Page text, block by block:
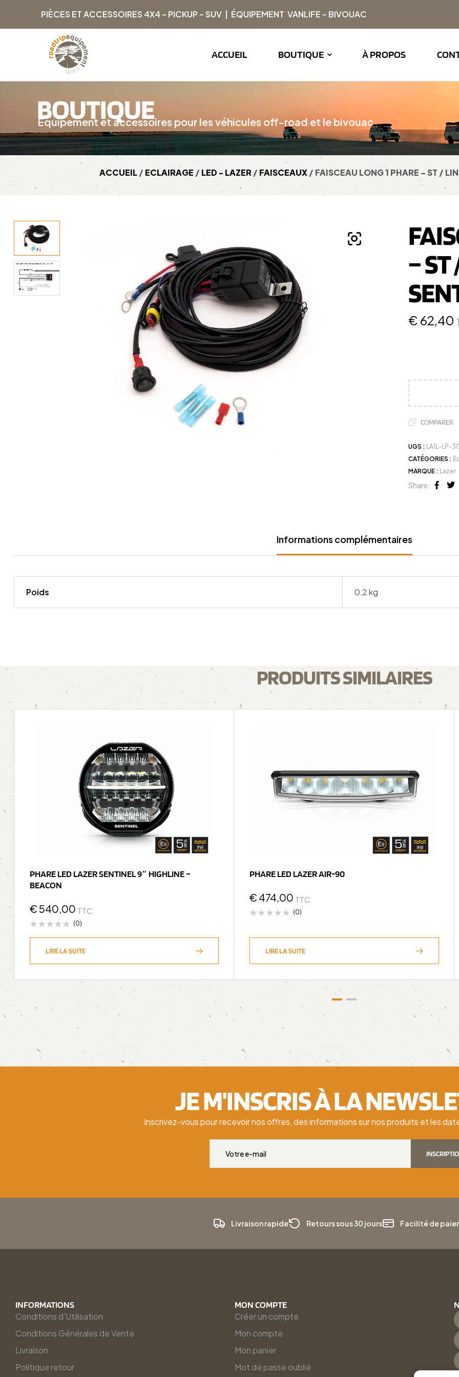
PIÈCES ET ACCESSOIRES 4X4 – PICKUP – SUV | ÉQUIPEMENT VANLIFE – BIVOUAC
ACCUEIL BOUTIQUE À PROPOS
BOUTIQUE
Équipement et accessoires pour les véhicules off-road et le bivouac
ACCUEIL/ ECLAIRAGE/ LED - LAZER / FAISCEAUX/ FAISCEAU LONG 1 PHARE – ST /
–
€ 62,40
COMPARER
UGS : LA1L-LP-
CATÉGORIES :
MARQUE : Lazer
Share:
Informations complémentaires
Poids 0,2 kg
PRODUITS SIMILAIRES
PHARE LED LAZER SENTINEL 9″ HIGHLINE –
BEACON
€540,00 TTC
(0)
LIRE LA SUITE
PHARE LED LAZER AIR-90
€ 474,00 TTC
(0)
LIRE LA SUITE
JE M'INSCRIS À LA
Inscrivez-vous pour recevoir nos offres, des informations sur nos produits et les
Livraison rapide Retours sous 30 jours Facilité de
INFORMATIONS
Conditions d'Utilisation
Conditions Générales de Vente
Livraison
Politique retour
MON COMPTE
Créer un compte
Mon compte
Mon panier
Mot de passe oublié